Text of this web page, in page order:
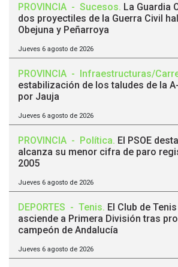
PROVINCIA - Sucesos. La Guardia
dos proyectiles de la Guerra Civil
Obejuna y Peñarroya
Jueves 6 agosto de 2026
PROVINCIA - Infraestructuras/
estabilización de los taludes de la
por Jauja
Jueves 6 agosto de 2026
PROVINCIA - Política. El PSOE
alcanza su menor cifra de paro
2005
Jueves 6 agosto de 2026
DEPORTES - Tenis. El Club de
asciende a Primera División tras
campeón de Andalucía
Jueves 6 agosto de 2026